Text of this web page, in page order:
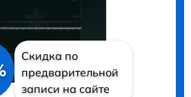
Скидка по
предварительной
записи на сайте